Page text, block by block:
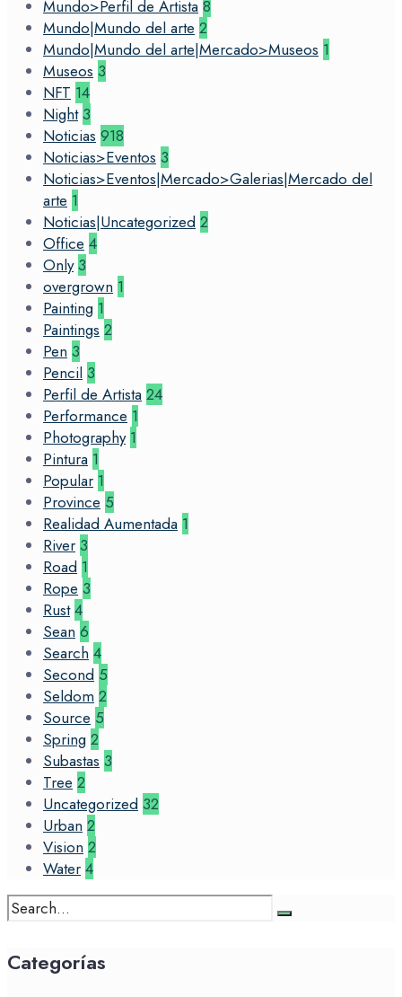
Mundo>Perfil de Artista 8
Mundo|Mundo del arte 2
Mundo|Mundo del arte|Mercado>Museos 1
Museos 3
NFT 14
Night 3
Noticias 918
Noticias>Eventos 3
Noticias>Eventos|Mercado>Galerias|Mercado del
arte 1
Noticias|Uncategorized 2
Office 4
Only 3
overgrown 1
Painting 1
Paintings 2
Pen 3
Pencil 3
Perfil de Artista 24
Performance 1
Photography 1
Pintura 1
Popular 1
Province 5
Realidad Aumentada 1
River 3
Road 1
Rope 3
Rust 4
Sean 6
Search 4
Second 5
Seldom 2
Source 5
Spring 2
Subastas 3
Tree 2
Uncategorized 32
Urban 2
Vision 2
Water 4
Search
for:
Categorías